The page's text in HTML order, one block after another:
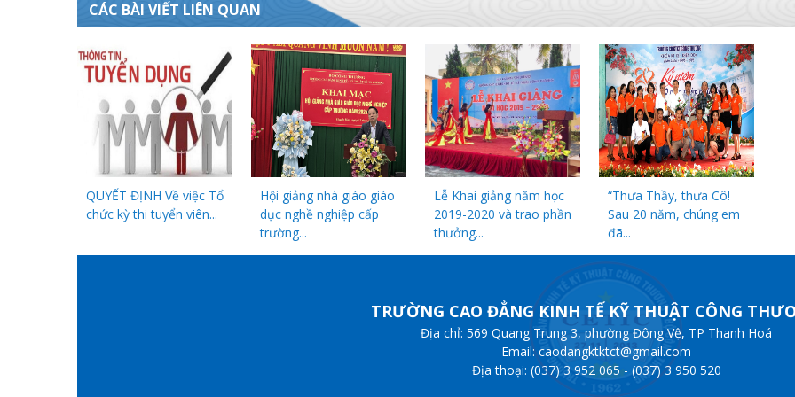
CÁC BÀI VIẾT LIÊN QUAN
QUYẾT ĐỊNH Về việc Tổ
chức kỳ thi tuyển viên...
Hội giảng nhà giáo giáo
dục nghề nghiệp cấp
trường...
Lễ Khai giảng năm học
2019-2020 và trao phần
thưởng...
“Thưa Thầy, thưa Cô!
Sau 20 năm, chúng em
đã...
TRƯỜNG CAO ĐẲNG KINH TẾ KỸ THUẬT CÔNG
Địa chỉ: 569 Quang Trung 3, phường Đông Vệ, TP Thanh Hoá
Email: caodangktktct@gmail.com
Địa thoại: (037) 3 952 065 - (037) 3 950 520